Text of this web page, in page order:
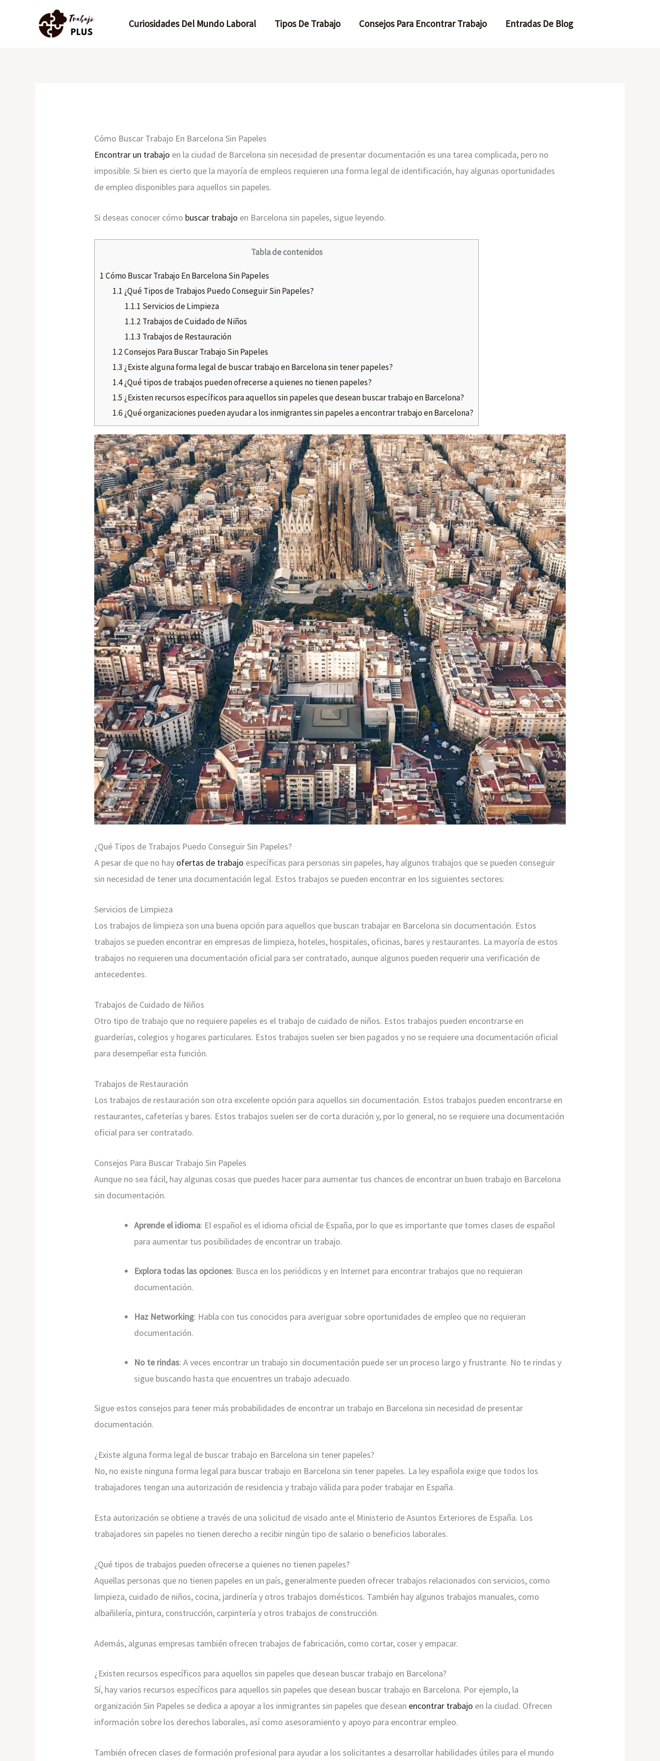
Curiosidades Del Mundo Laboral Tipos De Trabajo Consejos Para Encontrar Trabajo Entradas De Blog
Cómo Buscar Trabajo En Barcelona Sin Papeles
Encontrar un trabajo en la ciudad de Barcelona sin necesidad de presentar documentación es una tarea complicada, pero no
imposible. Si bien es cierto que la mayoría de empleos requieren una forma legal de identificación, hay algunas oportunidades
de empleo disponibles para aquellos sin papeles.
Si deseas conocer cómo buscar trabajo en Barcelona sin papeles, sigue leyendo.
Tabla de contenidos
1 Cómo Buscar Trabajo En Barcelona Sin Papeles
1.1 ¿Qué Tipos de Trabajos Puedo Conseguir Sin Papeles?
1.1.1 Servicios de Limpieza
1.1.2 Trabajos de Cuidado de Niños
1.1.3 Trabajos de Restauración
1.2Consejos Para Buscar Trabajo Sin Papeles
1.3 ¿Existe alguna forma legal de buscar trabajo en Barcelona sin tener papeles?
1.4¿Qué tipos de trabajos pueden ofrecerse a quienes no tienen papeles?
1.5 ¿Existen recursos específicos para aquellos sin papeles que desean buscar trabajo en Barcelona?
1.6¿Qué organizaciones pueden ayudar a los inmigrantes sin papeles a encontrar trabajo en Barcelona?
¿Qué Tipos de Trabajos Puedo Conseguir Sin Papeles?
A pesar de que no hay ofertas de trabajo específicas para personas sin papeles, hay algunos trabajos que se pueden conseguir
sin necesidad de tener una documentación legal. Estos trabajos se pueden encontrar en los siguientes sectores:
Servicios de Limpieza
Los trabajos de limpieza son una buena opción para aquellos que buscan trabajar en Barcelona sin documentación. Estos
trabajos se pueden encontrar en empresas de limpieza, hoteles, hospitales, oficinas, bares y restaurantes. La mayoría de estos
trabajos no requieren una documentación oficial para ser contratado, aunque algunos pueden requerir una verificación de
antecedentes.
Trabajos de Cuidado de Niños
Otro tipo de trabajo que no requiere papeles es el trabajo de cuidado de niños. Estos trabajos pueden encontrarse en
guarderías, colegios y hogares particulares. Estos trabajos suelen ser bien pagados y no se requiere una documentación oficial
para desempeñar esta función.
Trabajos de Restauración
Los trabajos de restauración son otra excelente opción para aquellos sin documentación. Estos trabajos pueden encontrarse en
restaurantes, cafeterías y bares. Estos trabajos suelen ser de corta duración y, por lo general, no se requiere una documentación
oficial para ser contratado.
Consejos Para Buscar Trabajo Sin Papeles
Aunque no sea fácil, hay algunas cosas que puedes hacer para aumentar tus chances de encontrar un buen trabajo en Barcelona
sin documentación.
Aprende el idioma: El español es el idioma oficial de España, por lo que es importante que tomes clases de español
para aumentar tus posibilidades de encontrar un trabajo.
Explora todas las opciones: Busca en los periódicos y en Internet para encontrar trabajos que no requieran
documentación.
Haz Networking: Habla con tus conocidos para averiguar sobre oportunidades de empleo que no requieran
documentación.
No te rindas: A veces encontrar un trabajo sin documentación puede ser un proceso largo y frustrante. No te rindas y
sigue buscando hasta que encuentres un trabajo adecuado.
Sigue estos consejos para tener más probabilidades de encontrar un trabajo en Barcelona sin necesidad de presentar
documentación.
¿Existe alguna forma legal de buscar trabajo en Barcelona sin tener papeles?
No, no existe ninguna forma legal para buscar trabajo en Barcelona sin tener papeles. La ley española exige que todos los
trabajadores tengan una autorización de residencia y trabajo válida para poder trabajar en España.
Esta autorización se obtiene a través de una solicitud de visado ante el Ministerio de Asuntos Exteriores de España. Los
trabajadores sin papeles no tienen derecho a recibir ningún tipo de salario o beneficios laborales.
¿Qué tipos de trabajos pueden ofrecerse a quienes no tienen papeles?
Aquellas personas que no tienen papeles en un país, generalmente pueden ofrecer trabajos relacionados con servicios, como
limpieza, cuidado de niños, cocina, jardinería y otros trabajos domésticos. También hay algunos trabajos manuales, como
albañilería, pintura, construcción, carpintería y otros trabajos de construcción.
Además, algunas empresas también ofrecen trabajos de fabricación, como cortar, coser y empacar.
¿Existen recursos específicos para aquellos sin papeles que desean buscar trabajo en Barcelona?
Sí, hay varios recursos específicos para aquellos sin papeles que desean buscar trabajo en Barcelona. Por ejemplo, la
organización Sin Papeles se dedica a apoyar a los inmigrantes sin papeles que desean encontrar trabajo en la ciudad. Ofrecen
información sobre los derechos laborales, así como asesoramiento y apoyo para encontrar empleo.
También ofrecen clases de formación profesional para ayudar a los solicitantes a desarrollar habilidades útiles para el mundo